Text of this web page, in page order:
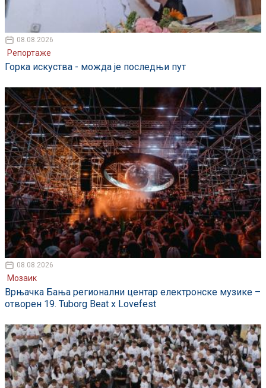
08.08.2026
Репортаже
Горка искуства - можда је последњи пут
08.08.2026
Мозаик
Врњачка Бања регионални центар електронске музике –
отворен 19. Tuborg Beat x Lovefest